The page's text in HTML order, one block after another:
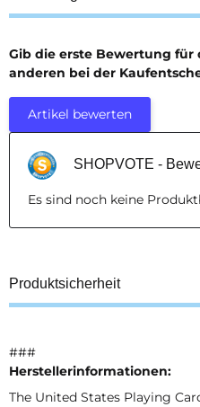
Gib die erste Bewertung
anderen bei der
Artikel bewerten
SHOPVOTE -
Es sind noch keine
Produktsicherheit
###
Herstellerinformationen:
The United States Playing